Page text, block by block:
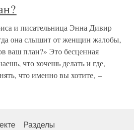
и писательница Энна Дивир
она слышит от женщин жалобы,
ваш план?» Это бесценная
что хочешь делать и где,
что именно вы хотите, –
Разделы